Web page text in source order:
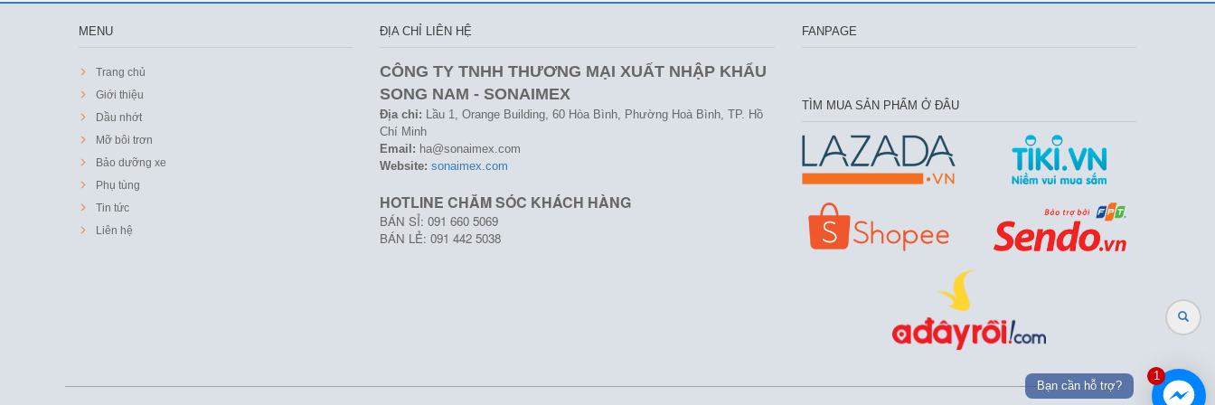
1
Bạn cần hỗ trợ?
MENU
Trang chủ
Giới thiệu
Dầu nhớt
Mỡ bôi trơn
Bảo dưỡng xe
Phụ tùng
Tin tức
Liên hệ
ĐỊA CHỈ LIÊN HỆ
CÔNG TY TNHH THƯƠNG MẠI XUẤT NHẬP KHẨU
SONG NAM - SONAIMEX
Địa chỉ: Lầu 1, Orange Building, 60 Hòa Bình, Phường Hoà Bình, TP. Hồ
Chí Minh
Email: ha@sonaimex.com
Website:sonaimex.com
HOTLINE CHĂM SÓC KHÁCH HÀNG
BÁN SỈ: 091 660 5069
BÁN LẺ: 091 442 5038
FANPAGE
TÌM MUA SẢN PHẨM Ở ĐÂU